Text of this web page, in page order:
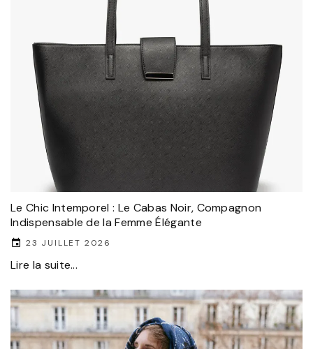
Le Chic Intemporel : Le Cabas Noir, Compagnon
Indispensable de la Femme Élégante
23 JUILLET 2026
Lire la suite...